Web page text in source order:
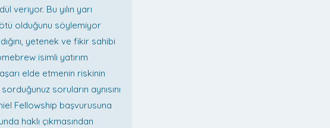
veriyor. Bu yılın yarı
olduğunu söylemiyor
yetenek ve fikir sahibi
isimli yatırım
elde etmenin riskinin
soruların aynısını
Fellowship başvurusuna
haklı çıkmasından